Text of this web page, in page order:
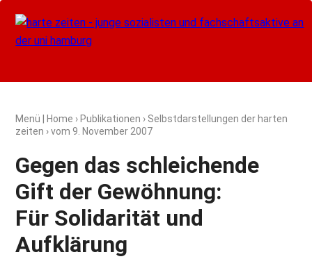
Menü Home › Publikationen › Selbstdarstellungen der harten
zeiten › vom 9. November 2007
Gegen das schleichende
Gift der Gewöhnung:
Für Solidarität und
Aufklärung